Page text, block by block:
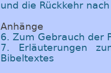
und die Rückkehr
Anhänge
6. Zum Gebrauch der
7. Erläuterungen
Bibeltextes